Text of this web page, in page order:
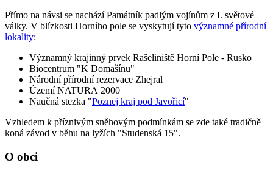
Přímo na návsi se nachází Památník padlým vojínům z I. světové
války. V blízkosti Horního pole se vyskytují tyto významné přírodní
lokality:
Významný krajinný prvek Rašeliniště Horní Pole - Rusko
Biocentrum "K Domašínu"
Národní přírodní rezervace Zhejral
Území NATURA 2000
Naučná stezka "Poznej kraj pod Javořicí"
Vzhledem k příznivým sněhovým podmínkám se zde také tradičně
koná závod v běhu na lyžích "Studenská 15".
O obci